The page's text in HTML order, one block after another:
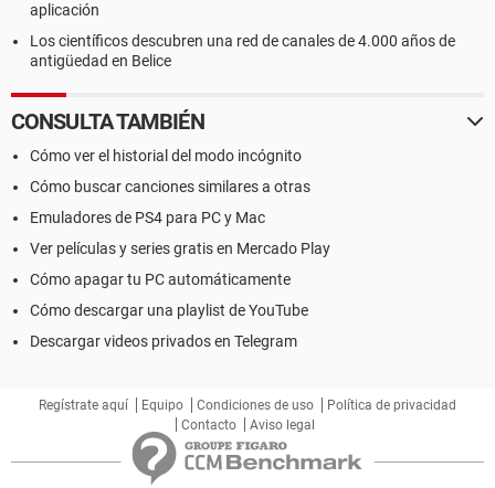
aplicación
Los científicos descubren una red de canales de 4.000 años de
antigüedad en Belice
CONSULTA TAMBIÉN
Cómo ver el historial del modo incógnito
Cómo buscar canciones similares a otras
Emuladores de PS4 para PC y Mac
Ver películas y series gratis en Mercado Play
Cómo apagar tu PC automáticamente
Cómo descargar una playlist de YouTube
Descargar videos privados en Telegram
Regístrate aquí Equipo Condiciones de uso
Política de privacidad
Contacto
Aviso legal